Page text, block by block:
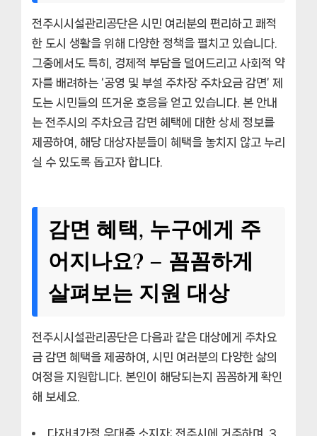
전주시시설관리공단은 시민 여러분의 편리하고 쾌적
한 도시 생활을 위해 다양한 정책을 펼치고 있습니다.
그중에서도 특히, 경제적 부담을 덜어드리고 사회적 약
자를 배려하는 ‘공영 및 부설 주차장 주차요금 감면’ 제
도는 시민들의 뜨거운 호응을 얻고 있습니다. 본 안내
는 전주시의 주차요금 감면 혜택에 대한 상세 정보를
제공하여, 해당 대상자분들이 혜택을 놓치지 않고 누리
실 수 있도록 돕고자 합니다.
감면 혜택, 누구에게 주
어지나요? – 꼼꼼하게
살펴보는 지원 대상
전주시시설관리공단은 다음과 같은 대상에게 주차요
금 감면 혜택을 제공하여, 시민 여러분의 다양한 삶의
여정을 지원합니다. 본인이 해당되는지 꼼꼼하게 확인
해 보세요.
다자녀가정 우대증 소지자: 전주시에 거주하며, 3